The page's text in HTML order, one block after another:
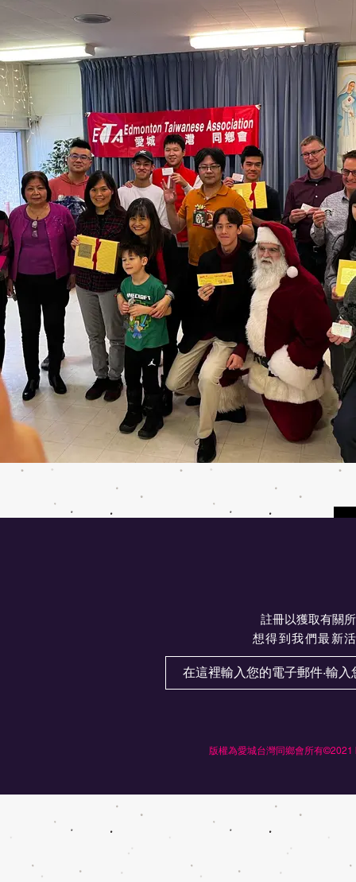
註冊以獲取有關
想得到我們最新
版權為愛城台灣同鄉會所有